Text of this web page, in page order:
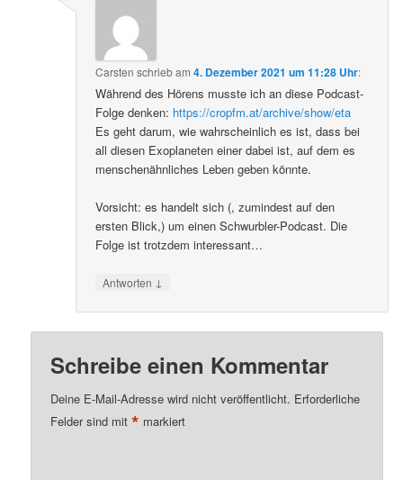
Carsten schriebam4. Dezember 2021 um 11:28 Uhr:
Während des Hörens musste ich an diese Podcast-
Folge denken: https://cropfm.at/archive/show/eta
Es geht darum, wie wahrscheinlich es ist, dass bei
all diesen Exoplaneten einer dabei ist, auf dem es
menschenähnliches Leben geben könnte.
Vorsicht: es handelt sich (, zumindest auf den
ersten Blick,) um einen Schwurbler-Podcast. Die
Folge ist trotzdem interessant…
Antworten ↓
Schreibe einen Kommentar
Deine E-Mail-Adresse wird nicht veröffentlicht. Erforderliche
Felder sind mit* markiert